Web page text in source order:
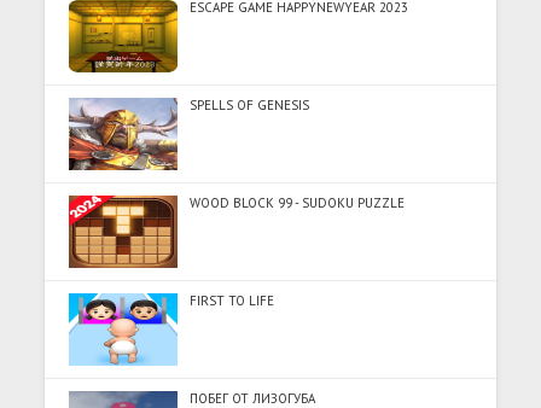
ESCAPE GAME HAPPYNEWYEAR 2023
SPELLS OF GENESIS
WOOD BLOCK 99 - SUDOKU PUZZLE
FIRST TO LIFE
ПОБЕГ ОТ ЛИЗОГУБА